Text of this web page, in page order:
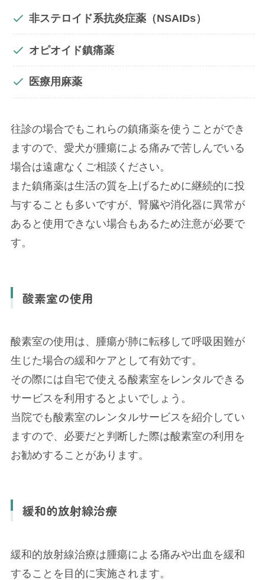
非ステロイド系抗炎症薬（NSAIDs）
オピオイド鎮痛薬
医療用麻薬
往診の場合でもこれらの鎮痛薬を使うことができ
ますので、愛犬が腫瘍による痛みで苦しんでいる
場合は遠慮なくご相談ください。
また鎮痛薬は生活の質を上げるために継続的に投
与することも多いですが、腎臓や消化器に異常が
あると使用できない場合もあるため注意が必要で
す。
酸素室の使用
酸素室の使用は、腫瘍が肺に転移して呼吸困難が
生じた場合の緩和ケアとして有効です。
その際には自宅で使える酸素室をレンタルできる
サービスを利用するとよいでしょう。
当院でも酸素室のレンタルサービスを紹介してい
ますので、必要だと判断した際は酸素室の利用を
お勧めすることがあります。
緩和的放射線治療
緩和的放射線治療は腫瘍による痛みや出血を緩和
することを目的に実施されます。